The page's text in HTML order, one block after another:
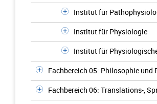
Institut für
Institut für Physiologie
Institut für
Fachbereich 05: Philosophie und
Fachbereich 06: Translations-,